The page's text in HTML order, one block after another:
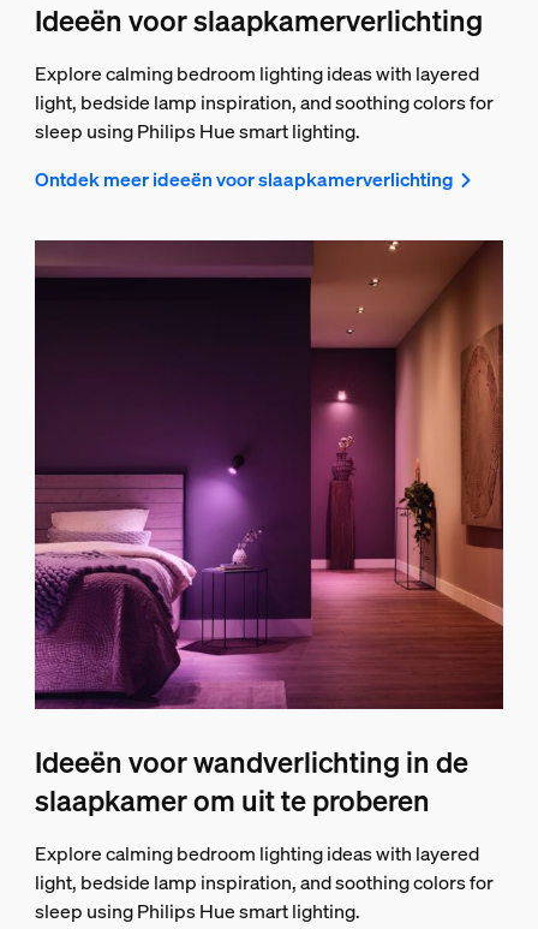
Ideeën voor slaapkamerverlichting
Explore calming bedroom lighting ideas with layered
light, bedside lamp inspiration, and soothing colors for
sleep using Philips Hue smart lighting.
Ontdek meer ideeën voor slaapkamerverlichting
Ideeën voor wandverlichting in de
slaapkamer om uit te proberen
Explore calming bedroom lighting ideas with layered
light, bedside lamp inspiration, and soothing colors for
sleep using Philips Hue smart lighting.